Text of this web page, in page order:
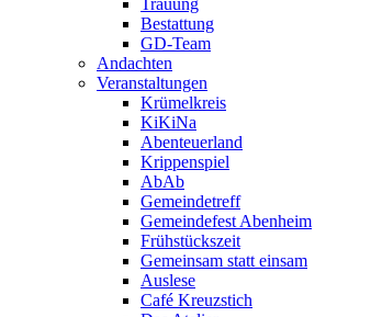
Trauung
Bestattung
GD-Team
Andachten
Veranstaltungen
Krümelkreis
KiKiNa
Abenteuerland
Krippenspiel
AbAb
Gemeindetreff
Gemeindefest Abenheim
Frühstückszeit
Gemeinsam statt einsam
Auslese
Café Kreuzstich